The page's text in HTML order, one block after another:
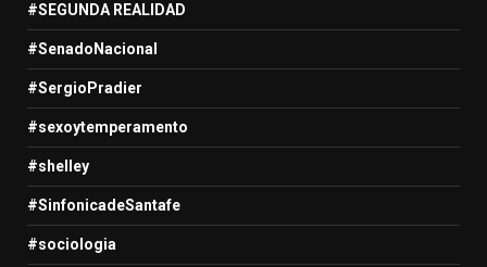
#SEGUNDA REALIDAD
#SenadoNacional
#SergioPradier
#sexoytemperamento
#shelley
#SinfonicadeSantafe
#sociologia